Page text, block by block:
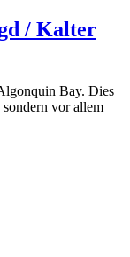
/ Kalter
Bay. Dies
vor allem